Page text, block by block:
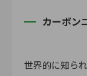
カーボン
世界的に知ら